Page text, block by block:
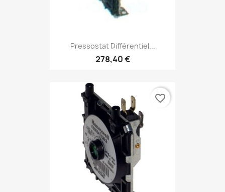
Pressostat Différentiel...
278,40 €
favorite_border